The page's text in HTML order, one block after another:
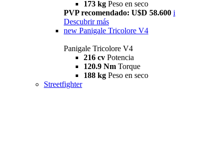
173 kg Peso en seco
PVP recomendado: U$D 58.600 i
Descubrir más
new Panigale Tricolore V4
Panigale Tricolore V4
216 cv Potencia
120.9 Nm Torque
188 kg Peso en seco
Streetfighter